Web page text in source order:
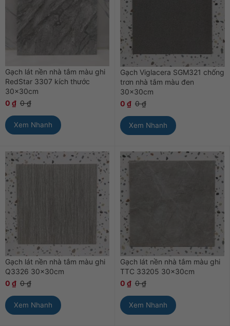
Gạch lát nền nhà tắm màu ghi
RedStar 3307 kích thước
30x30cm
0 ₫ 0₫
Xem Nhanh
Gạch Viglacera SGM321 chống
trơn nhà tắm màu đen
30×30cm
0 ₫ 0₫
Xem Nhanh
Gạch lát nền nhà tắm màu ghi
Q3326 30×30cm
0 ₫ 0₫
Xem Nhanh
Gạch lát nền nhà tắm màu ghi
TTC 33205 30×30cm
0 ₫ 0₫
Xem Nhanh